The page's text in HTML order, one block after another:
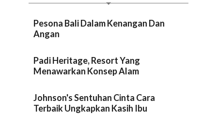
Pesona Bali Dalam Kenangan Dan
Angan
Padi Heritage, Resort Yang
Menawarkan Konsep Alam
Johnson's Sentuhan Cinta Cara
Terbaik Ungkapkan Kasih Ibu